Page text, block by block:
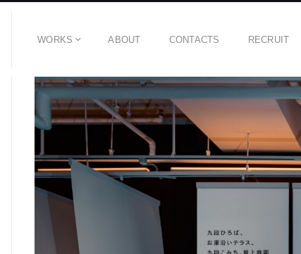
WORKS ABOUT CONTACTS RECRUIT